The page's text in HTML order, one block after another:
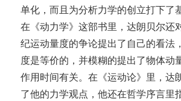
单化，而且为分析力学的创立打下了
在《动力学》这部书里，达朗贝尔还
纪运动量度的争论提出了自己的看法
度是等价的，并模糊的提出了物体动
作用时间有关。在《运动论》里，达
了他的力学观点，他还在哲学序言里